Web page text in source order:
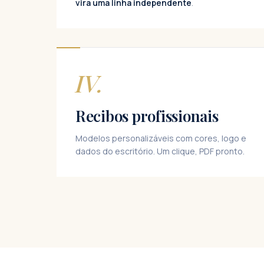
vira uma linha independente.
IV.
Recibos profissionais
Modelos personalizáveis com cores, logo e
dados do escritório. Um clique, PDF pronto.